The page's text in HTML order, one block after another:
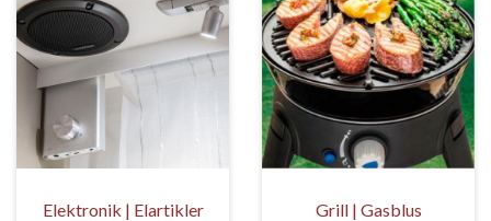
Elektronik | Elartikler Grill | Gasblus